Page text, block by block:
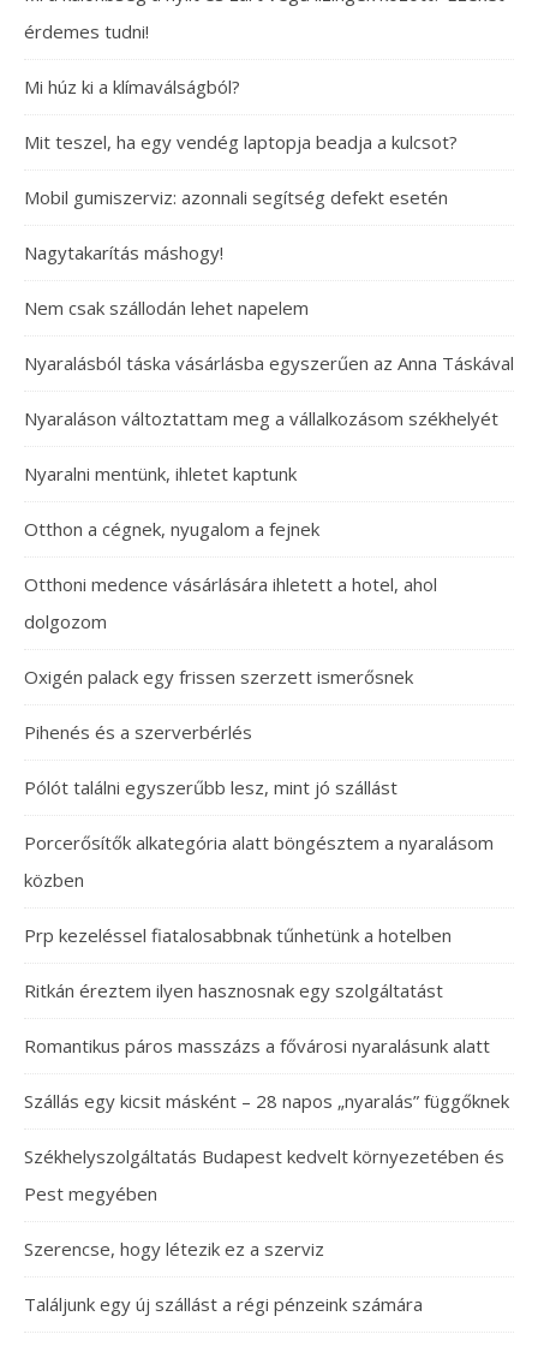
érdemes tudni!
Mi húz ki a klímaválságból?
Mit teszel, ha egy vendég laptopja beadja a kulcsot?
Mobil gumiszerviz: azonnali segítség defekt esetén
Nagytakarítás máshogy!
Nem csak szállodán lehet napelem
Nyaralásból táska vásárlásba egyszerűen az Anna Táskával
Nyaraláson változtattam meg a vállalkozásom székhelyét
Nyaralni mentünk, ihletet kaptunk
Otthon a cégnek, nyugalom a fejnek
Otthoni medence vásárlására ihletett a hotel, ahol
dolgozom
Oxigén palack egy frissen szerzett ismerősnek
Pihenés és a szerverbérlés
Pólót találni egyszerűbb lesz, mint jó szállást
Porcerősítők alkategória alatt böngésztem a nyaralásom
közben
Prp kezeléssel fiatalosabbnak tűnhetünk a hotelben
Ritkán éreztem ilyen hasznosnak egy szolgáltatást
Romantikus páros masszázs a fővárosi nyaralásunk alatt
Szállás egy kicsit másként – 28 napos „nyaralás” függőknek
Székhelyszolgáltatás Budapest kedvelt környezetében és
Pest megyében
Szerencse, hogy létezik ez a szerviz
Találjunk egy új szállást a régi pénzeink számára